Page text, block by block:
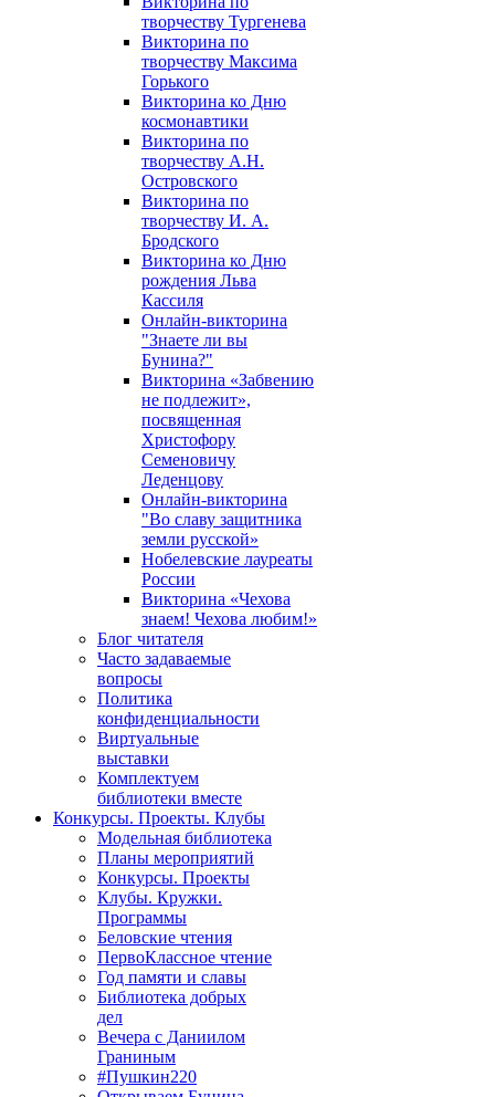
творчеству Тургенева
Викторина по
творчеству Максима
Горького
Викторина ко Дню
космонавтики
Викторина по
творчеству А.Н.
Островского
Викторина по
творчеству И. А.
Бродского
Викторина ко Дню
рождения Льва
Кассиля
Онлайн-викторина
"Знаете ли вы
Бунина?"
Викторина «Забвению
не подлежит»,
посвященная
Христофору
Семеновичу
Леденцову
Онлайн-викторина
"Во славу защитника
земли русской»
Нобелевские лауреаты
России
Викторина «Чехова
знаем! Чехова любим!»
Блог читателя
Часто задаваемые
вопросы
Политика
конфиденциальности
Виртуальные
выставки
Комплектуем
библиотеки вместе
Конкурсы. Проекты. Клубы
Модельная библиотека
Планы мероприятий
Конкурсы. Проекты
Клубы. Кружки.
Программы
Беловские чтения
ПервоКлассное чтение
Год памяти и славы
Библиотека добрых
дел
Вечера с Даниилом
Граниным
#Пушкин220